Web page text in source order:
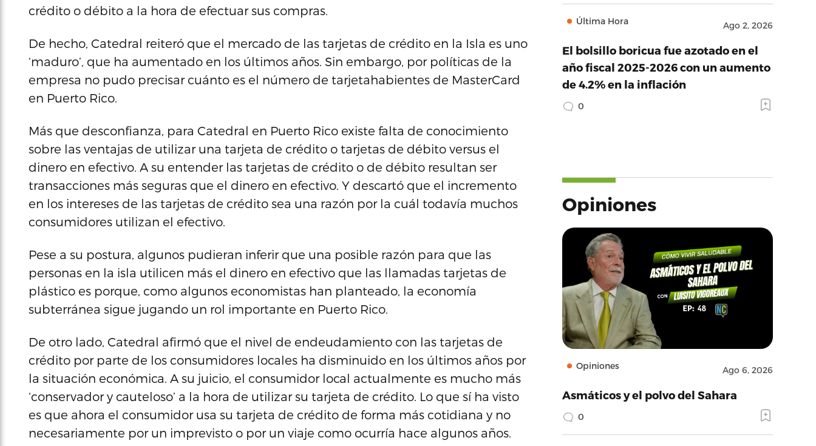
crédito o débito a la hora de efectuar sus compras.
De hecho, Catedral reiteró que el mercado de las tarjetas de crédito en la Isla es uno
‘maduro’, que ha aumentado en los últimos años. Sin embargo, por políticas de la
empresa no pudo precisar cuánto es el número de tarjetahabientes de MasterCard
en Puerto Rico.
Más que desconfianza, para Catedral en Puerto Rico existe falta de conocimiento
sobre las ventajas de utilizar una tarjeta de crédito o tarjetas de débito versus el
dinero en efectivo. A su entender las tarjetas de crédito o de débito resultan ser
transacciones más seguras que el dinero en efectivo. Y descartó que el incremento
en los intereses de las tarjetas de crédito sea una razón por la cuál todavía muchos
consumidores utilizan el efectivo.
Pese a su postura, algunos pudieran inferir que una posible razón para que las
personas en la isla utilicen más el dinero en efectivo que las llamadas tarjetas de
plástico es porque, como algunos economistas han planteado, la economía
subterránea sigue jugando un rol importante en Puerto Rico.
De otro lado, Catedral afirmó que el nivel de endeudamiento con las tarjetas de
crédito por parte de los consumidores locales ha disminuido en los últimos años por
la situación económica. A su juicio, el consumidor local actualmente es mucho más
‘conservador y cauteloso’ a la hora de utilizar su tarjeta de crédito. Lo que sí ha visto
es que ahora el consumidor usa su tarjeta de crédito de forma más cotidiana y no
necesariamente por un imprevisto o por un viaje como ocurría hace algunos años.
Última Hora Ago 2, 2026
El bolsillo boricua fue azotado en el
año fiscal 2025-2026 con un aumento
de 4.2% en la inflación
0
Opiniones
Opiniones Ago 6, 2026
Asmáticos y el polvo del Sahara
0